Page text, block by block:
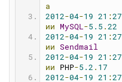
debugmode
skin=0
stext=1
sbrowser= 1
mysql=1
email=1
emformat = txt
vdisk=W
а
2012-04-19 21 :27
ии
MySQL-5.5 . 22
2012-04-19 21 :27
ии Sendmail
2012-04-19 21 :27
ии PHP-5.2 . 17
2012-04-19 21 :27